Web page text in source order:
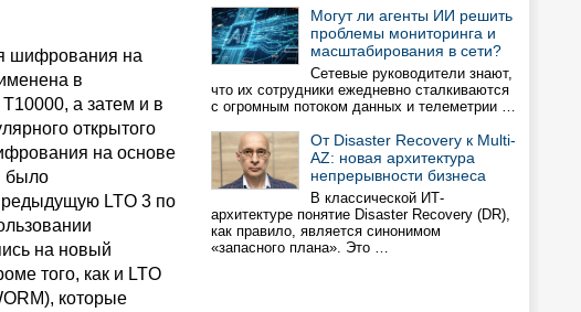
шифрования на
в
а затем и в
открытого
на основе
было
LTO 3 по
на новый
того, как и LTO
которые
Могут ли агенты ИИ решить
проблемы мониторинга и
масштабирования в сети?
Сетевые руководители знают,
что их сотрудники ежедневно сталкиваются
с огромным потоком данных и телеметрии …
От Disaster Recovery к Multi-
AZ: новая архитектура
непрерывности бизнеса
В классической ИТ-
архитектуре понятие Disaster Recovery (DR),
как правило, является синонимом
«запасного плана». Это …